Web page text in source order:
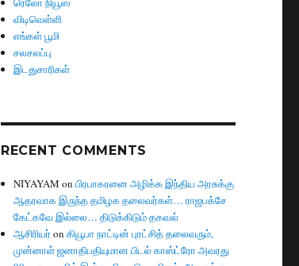
விடிவெள்ளி
எங்கள் பூமி
சலசலப்பு
இடதுசாரிகள்
RECENT COMMENTS
NIYAYAM onபிரபாகரனை அழிக்க இந்திய அரசுக்கு
ஆதரவாக இருந்த தமிழக தலைவர்கள்… ராஜபக்சே
கேட்கவே இல்லை… திடுக்கிடும் தகவல்
ஆசிரியர் onகியூபா நாட்டின் புரட்சித் தலைவரும்,
முன்னாள் ஜனாதிபதியுமான பிடல் காஸ்ட்ரோ அவரது